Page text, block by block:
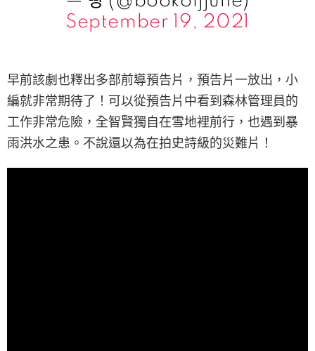
September 19, 2021
早前該劇也釋出多部前導預告片，預告片一放出，小
編就非常期待了！可以從預告片中看到森林管理員的
工作非常危險，全智賢獨自在雪地裡前行，也遇到暴
雨洪水之患。不說還以為在拍史詩級的災難片！